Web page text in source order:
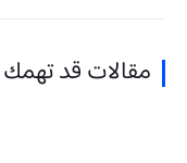
مقالات قد تهمك